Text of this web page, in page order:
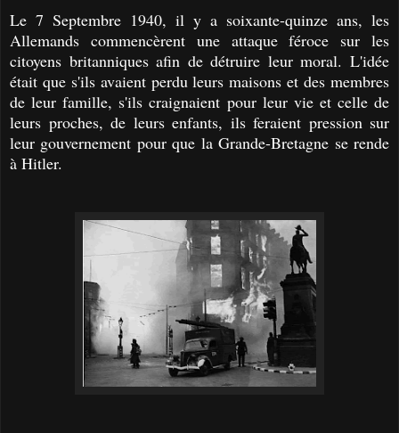
Le 7 Septembre 1940, il y a soixante-quinze ans, les
Allemands commencèrent une attaque féroce sur les
citoyens britanniques afin de détruire leur moral. L'idée
était que s'ils avaient perdu leurs maisons et des membres
de leur famille, s'ils craignaient pour leur vie et celle de
leurs proches, de leurs enfants, ils feraient pression sur
leur gouvernement pour que la Grande-Bretagne se rende
à Hitler.